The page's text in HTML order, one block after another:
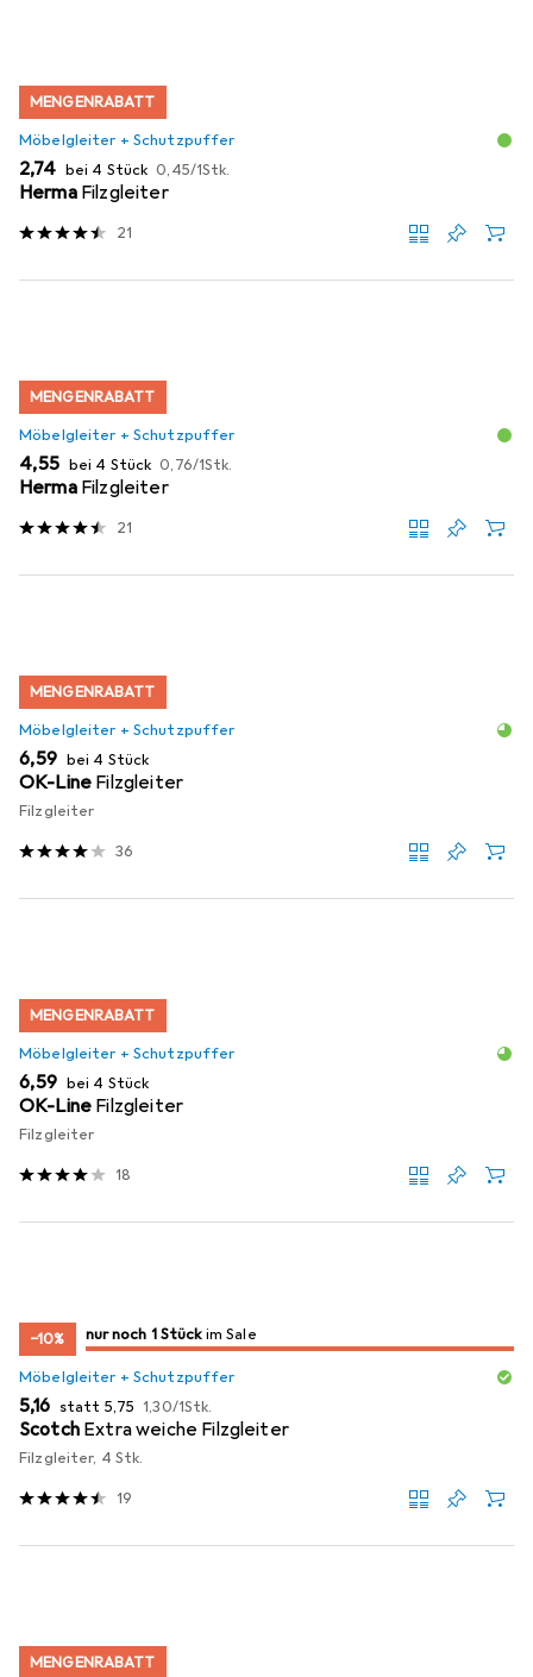
MENGENRABATT
Möbelgleiter + Schutzpuffer
EUR
2,74 bei 4 Stück EUR
0,45/1Stk.
Herma Filzgleiter
21
MENGENRABATT
Möbelgleiter + Schutzpuffer
EUR
4,55 bei 4 Stück EUR
0,76/1Stk.
Herma Filzgleiter
21
MENGENRABATT
Möbelgleiter + Schutzpuffer
EUR
6,59 bei 4 Stück
OK-Line Filzgleiter
Filzgleiter
36
MENGENRABATT
Möbelgleiter + Schutzpuffer
EUR
6,59 bei 4 Stück
OK-Line Filzgleiter
Filzgleiter
18
−10% noch 1 Stückim Sale
nur noch 1 Stück im Sale
Möbelgleiter + Schutzpuffer
EUR
5,16 statt EUR
5,75 EUR
1,30/1Stk.
Scotch Extra weiche Filzgleiter
Filzgleiter, 4 Stk.
19
MENGENRABATT